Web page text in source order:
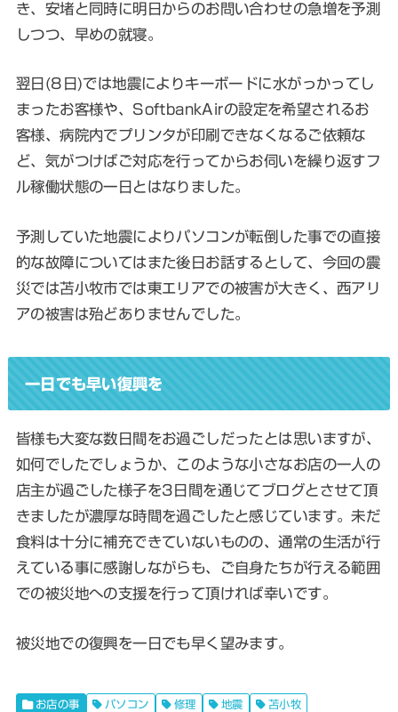
き、安堵と同時に明日からのお問い合わせの急増を予測
しつつ、早めの就寝。
翌日(8日)では地震によりキーボードに水がっかってし
まったお客様や、SoftbankAirの設定を希望されるお
客様、病院内でプリンタが印刷できなくなるご依頼な
ど、気がつけばご対応を行ってからお伺いを繰り返すフ
ル稼働状態の一日とはなりました。
予測していた地震によりパソコンが転倒した事での直接
的な故障についてはまた後日お話するとして、今回の震
災では苫小牧市では東エリアでの被害が大きく、西アリ
アの被害は殆どありませんでした。
一日でも早い復興を
皆様も大変な数日間をお過ごしだったとは思いますが、
如何でしたでしょうか、このような小さなお店の一人の
店主が過ごした様子を3日間を通じてブログとさせて頂
きましたが濃厚な時間を過ごしたと感じています。未だ
食料は十分に補充できていないものの、通常の生活が行
えている事に感謝しながらも、ご自身たちが行える範囲
での被災地への支援を行って頂ければ幸いです。
被災地での復興を一日でも早く望みます。
お店の事 パソコン 修理 地震 苫小牧